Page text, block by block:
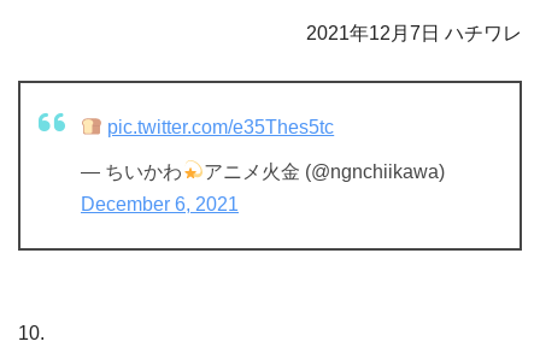
2021年12月7日 ハチワレ
pic.twitter.com/e35Thes5tc
— ちいかわ
アニメ火金 (@ngnchiikawa)
December 6, 2021
10.